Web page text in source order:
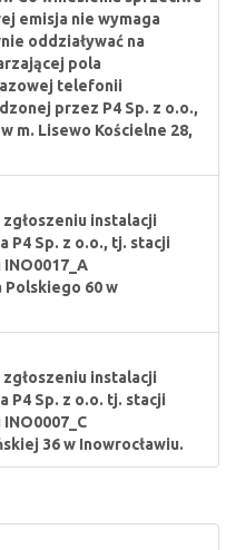
emisja nie wymaga
oddziaływać na
pola
telefonii
przez P4 Sp. z o.o.,
m. Lisewo Kościelne 28,
instalacji
P4 Sp. z o.o., tj. stacji
60 w
instalacji
P4 Sp. z o.o. tj. stacji
36 w Inowrocławiu.